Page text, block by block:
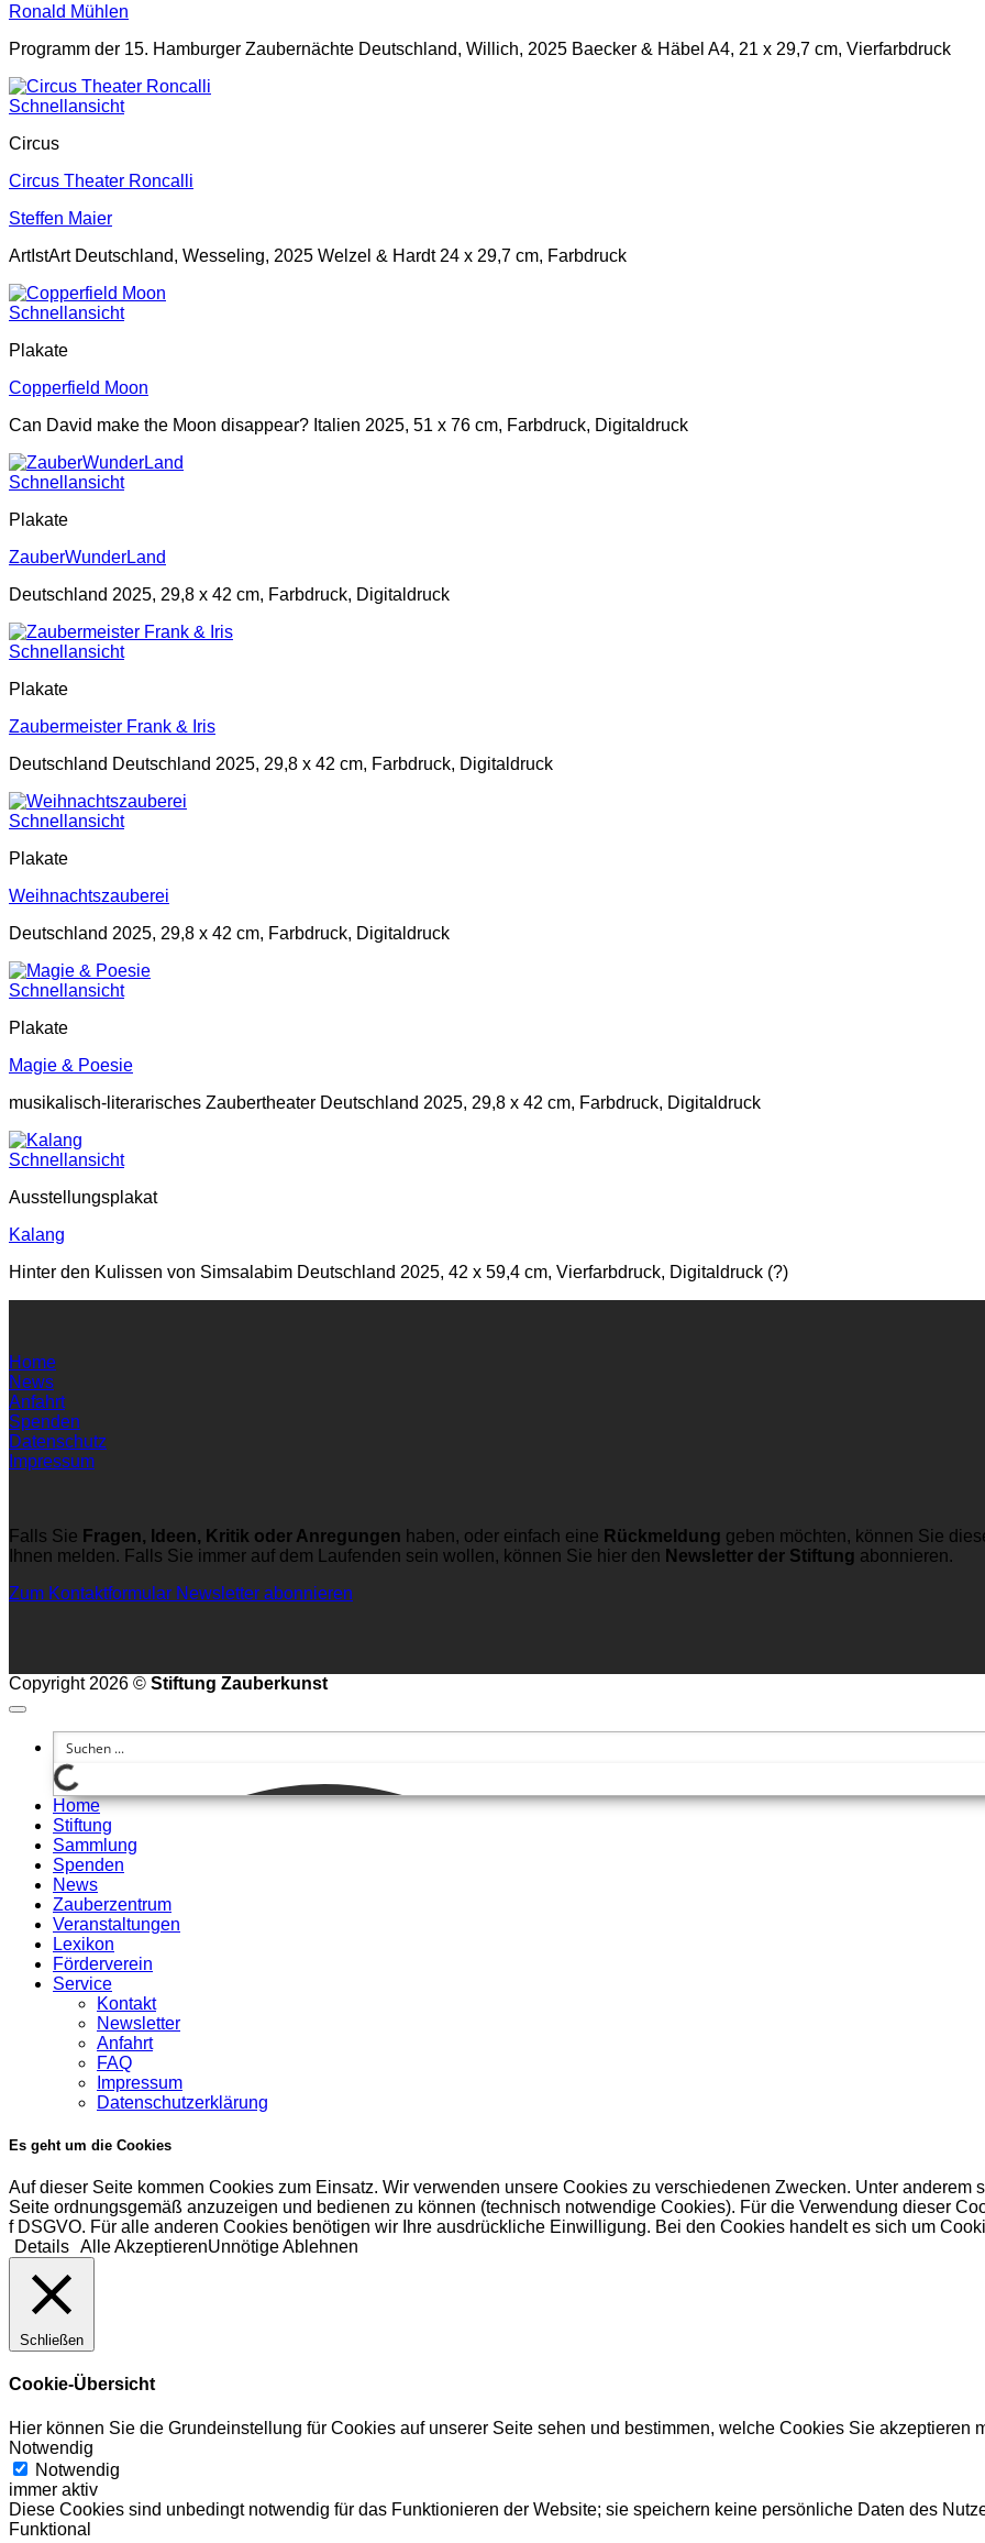
Ronald Mühlen
Programm der 15. Hamburger Zaubernächte Deutschland, Willich, 2025 Baecker & Häbel A4, 21 x 29,7 cm, Vierfarbdruck
Schnellansicht
Circus
Circus Theater Roncalli
Steffen Maier
ArtIstArt Deutschland, Wesseling, 2025 Welzel & Hardt 24 x 29,7 cm, Farbdruck
Schnellansicht
Plakate
Copperfield Moon
Can David make the Moon disappear? Italien 2025, 51 x 76 cm, Farbdruck, Digitaldruck
Schnellansicht
Plakate
ZauberWunderLand
Deutschland 2025, 29,8 x 42 cm, Farbdruck, Digitaldruck
Schnellansicht
Plakate
Zaubermeister Frank & Iris
Deutschland Deutschland 2025, 29,8 x 42 cm, Farbdruck, Digitaldruck
Schnellansicht
Plakate
Weihnachtszauberei
Deutschland 2025, 29,8 x 42 cm, Farbdruck, Digitaldruck
Schnellansicht
Plakate
Magie & Poesie
musikalisch-literarisches Zaubertheater Deutschland 2025, 29,8 x 42 cm, Farbdruck, Digitaldruck
Schnellansicht
Ausstellungsplakat
Kalang
Hinter den Kulissen von Simsalabim Deutschland 2025, 42 x 59,4 cm, Vierfarbdruck, Digitaldruck (?)
Home
News
Anfahrt
Spenden
Datenschutz
Impressum
Falls Sie Fragen, Ideen, Kritik oder Anregungen haben, oder einfach eine Rückmeldung geben möchten, können Sie
Ihnen melden. Falls Sie immer auf dem Laufenden sein wollen, können Sie hier den Newsletter der Stiftung abonnieren.
Zum Kontaktformular Newsletter abonnieren
Copyright 2026 © Stiftung Zauberkunst
Home
Stiftung
Sammlung
Spenden
News
Zauberzentrum
Veranstaltungen
Lexikon
Förderverein
Service
Kontakt
Newsletter
Anfahrt
FAQ
Impressum
Datenschutzerklärung
Es geht um die Cookies
Auf dieser Seite kommen Cookies zum Einsatz. Wir verwenden unsere Cookies zu verschiedenen Zwecken. Unter
Seite ordnungsgemäß anzuzeigen und bedienen zu können (technisch notwendige Cookies). Für die Verwendung dieser
f DSGVO. Für alle anderen Cookies benötigen wir Ihre ausdrückliche Einwilligung. Bei den Cookies handelt es sich um
Details Alle AkzeptierenUnnötige Ablehnen
Schließen
Cookie-Übersicht
Hier können Sie die Grundeinstellung für Cookies auf unserer Seite sehen und bestimmen, welche Cookies Sie akzeptieren
Notwendig
Notwendig
immer aktiv
Diese Cookies sind unbedingt notwendig für das Funktionieren der Website; sie speichern keine persönliche Daten des
Funktional